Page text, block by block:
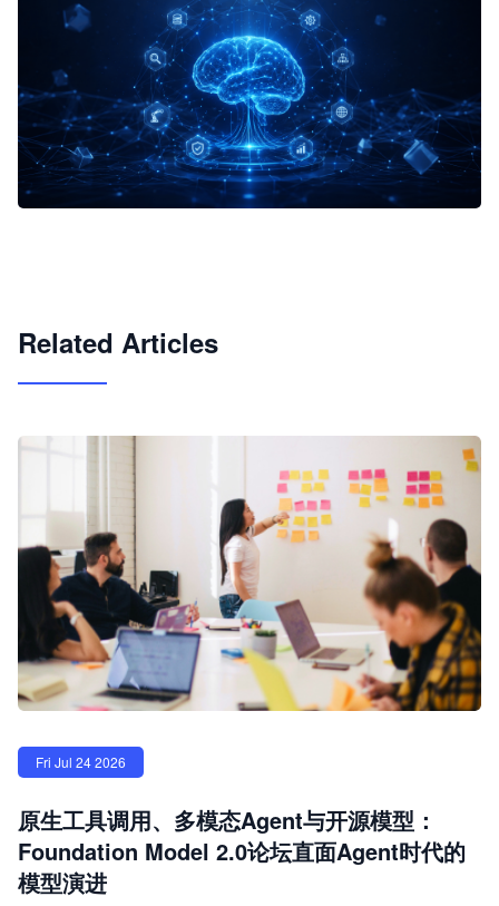
Related Articles
Fri Jul 24 2026
原生工具调用、多模态Agent与开源模型：
Foundation Model 2.0论坛直面Agent时代的
模型演进